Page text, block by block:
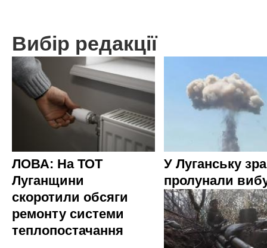
Вибір редакції
ЛОВА: На ТОТ
Луганщини
скоротили обсяги
ремонту системи
теплопостачання
У Луганську
пролунали